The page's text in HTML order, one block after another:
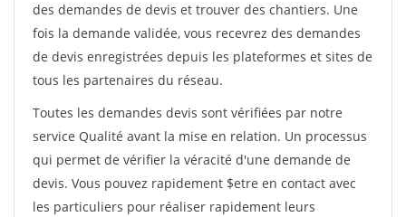
des demandes de devis et trouver des chantiers. Une
fois la demande validée, vous recevrez des demandes
de devis enregistrées depuis les plateformes et sites de
tous les partenaires du réseau.
Toutes les demandes devis sont vérifiées par notre
service Qualité avant la mise en relation. Un processus
qui permet de vérifier la véracité d'une demande de
devis. Vous pouvez rapidement $etre en contact avec
les particuliers pour réaliser rapidement leurs